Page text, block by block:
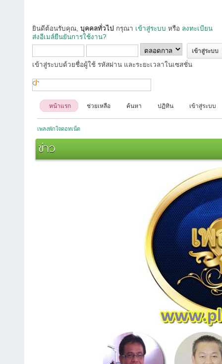
ยินดีต้อนรับคุณ, บุคคลทั่วไป กรุณา เข้าสู่ระบบ หรือ ลงทะเบียน
ส่งอีเมล์ยืนยันการใช้งาน?
เข้าสู่ระบบด้วยชื่อผู้ใช้ รหัสผ่าน และระยะเวลาในเซสชั่น
หน้าแรก ช่วยเหลือ ค้นหา ปฏิทิน เข้าสู่ระบบ
เพลงพักใจดอทเน็ต
ข่าว